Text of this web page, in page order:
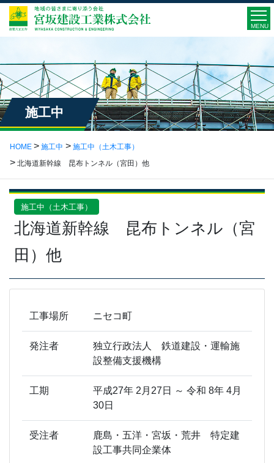
MENU
施工中
HOME 施工中
施工中（土木工事）
北海道新幹線 昆布トンネル（宮田）他
施工中（土木工事）
北海道新幹線 昆布トンネル（宮
田）他
工事場所 ニセコ町
発注者
独立行政法人 鉄道建設・運輸施
設整備支援機構
工期
平成27年 2月27日 ～ 令和 8年 4月
30日
受注者
鹿島・五洋・宮坂・荒井 特定建
設工事共同企業体